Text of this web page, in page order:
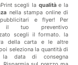
scegli la qualitàe la
nella stampa online di
pubblicitari e flyer! Per
il tuo preventivo
scegli il formato. la
della carta e le altre
seleziona la quantità di
data di consegna